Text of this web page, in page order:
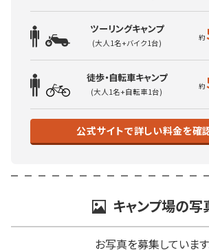
ツーリングキャンプ
(大人1名+バイク1台)
徒歩・自転車キャンプ
(大人1名+自転車1台)
公式サイトで詳しい料金を確
キャンプ場の写
お写真を募集しています